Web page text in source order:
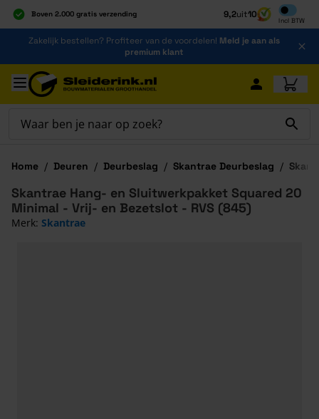
Boven 2.000 gratis verzending
Al 40 jaar dé specialist
Alles onder één dak
9,2uit10
Incl BTW
Inclusief
Ga naar de inhoud
Zakelijk bestellen? Profiteer van de voordelen! Meld je aan als
premium klant
Ga naar hoofdinhoud
Home / Deuren / Deurbeslag / Skantrae Deurbeslag /
Skantrae Hang- en Sluitwerkpakket Squared 20
Minimal - Vrij- en Bezetslot - RVS (845)
Merk: Skantrae